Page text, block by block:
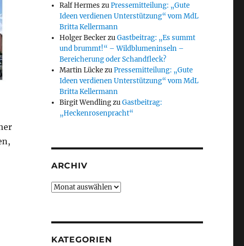
in Holtensen“
Ralf Hermes zuPressemitteilung: „Gute
Ideen verdienen Unterstützung“ vom MdL
Britta Kellermann
Holger BeckerzuGastbeitrag: „Es summt
und brummt!“ – Wildblumeninseln –
Bereicherung oder Schandfleck?
Martin LückezuPressemitteilung: „Gute
Ideen verdienen Unterstützung“ vom MdL
Britta Kellermann
Birgit WendlingzuGastbeitrag:
„Heckenrosenpracht“
ARCHIV
Archiv
KATEGORIEN